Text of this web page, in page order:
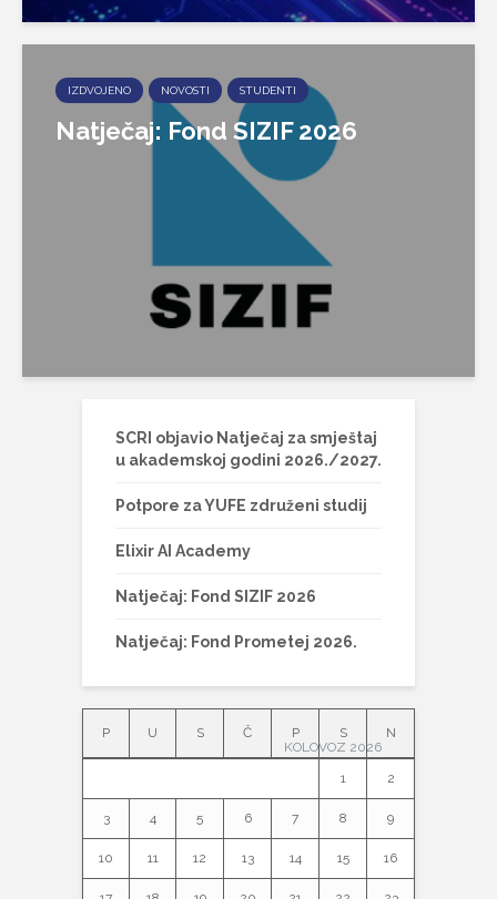
IZDVOJENO NOVOSTI STUDENTI
Natječaj: Fond SIZIF 2026
SCRI objavio Natječaj za smještaj
u akademskoj godini 2026./2027.
Potpore za YUFE združeni studij
Elixir AI Academy
Natječaj: Fond SIZIF 2026
Natječaj: Fond Prometej 2026.
KOLOVOZ 2026
P U S Č P S N
1 2
3 4 5 6 7 8 9
10 11 12 13 14 15 16